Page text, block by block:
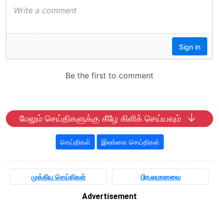
மேலும் செய்திகளுக்கு கீழே கிளிக் செய்யவும்
செய்திகள் இலங்கை செய்திகள்
முக்கிய செய்திகள் பிரபலமானவை
Advertisement